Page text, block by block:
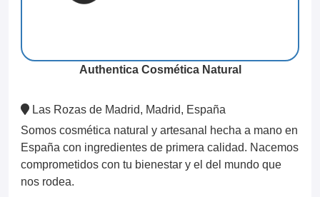
Authentica Cosmética Natural
Las Rozas de Madrid, Madrid, España
Somos cosmética natural y artesanal hecha a mano en
España con ingredientes de primera calidad. Nacemos
comprometidos con tu bienestar y el del mundo que
nos rodea.